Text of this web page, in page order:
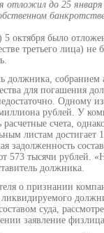
до 25 января
октября было
третьего лица)
должника,
для погашения
Одному
рублей. У
счета,
листам достигает
задолженность
573 тысячи рублей.
должника.
о признании
суда,
заявление